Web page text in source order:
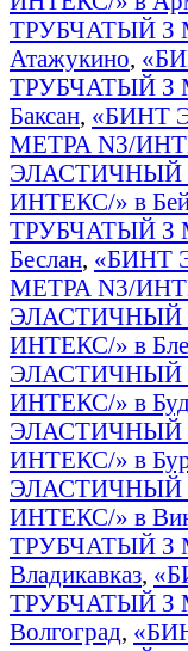
ТРУБЧАТЫЙ З
Атажукино,
ТРУБЧАТЫЙ З
Баксан, «БИНТ
МЕТРА N3/
ЭЛАСТИЧНЫЙ
ИНТЕКС/» в
ТРУБЧАТЫЙ З
Беслан, «БИНТ
МЕТРА N3/
ЭЛАСТИЧНЫЙ
ИНТЕКС/» в
ЭЛАСТИЧНЫЙ
ИНТЕКС/» в
ЭЛАСТИЧНЫЙ
ИНТЕКС/» в
ЭЛАСТИЧНЫЙ
ИНТЕКС/» в
ТРУБЧАТЫЙ З
Владикавказ,
ТРУБЧАТЫЙ З
Волгоград,